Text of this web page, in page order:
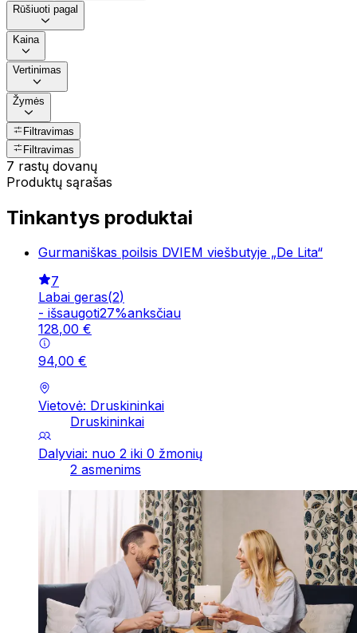
Rūšiuoti pagal
Kaina
Vertinimas
Žymės
Filtravimas
Filtravimas
7 rastų dovanų
Produktų sąrašas
Tinkantys produktai
Gurmaniškas poilsis DVIEM viešbutyje „De Lita“
7
Labai geras(2)
- išsaugoti27%anksčiau
128,00 €
94,00 €
Vietovė: Druskininkai
Druskininkai
Dalyviai: nuo 2 iki 0 žmonių
2 asmenims